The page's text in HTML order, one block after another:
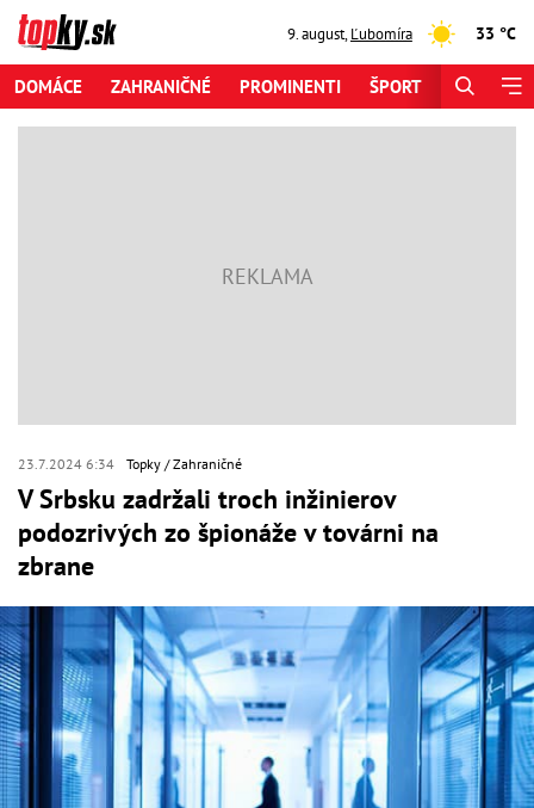
9. august,Ľubomíra 33 °C
DOMÁCE ZAHRANIČNÉ PROMINENTI ŠPORT
23.7.2024 6:34 Topky Zahraničné
V Srbsku zadržali troch inžinierov
podozrivých zo špionáže v továrni na
zbrane